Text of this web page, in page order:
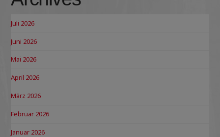
Juli 2026
Juni 2026
Mai 2026
April 2026
März 2026
Februar 2026
Januar 2026